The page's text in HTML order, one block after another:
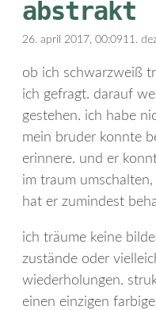
abstrakt
26. april 2017, 00:0911.
ob ich schwarzweiß
ich gefragt. darauf
gestehen. ich habe
mein bruder konnte
erinnere. und er
im traum
hat er zumindest
ich träume keine
zustände oder
wiederholungen.
einen einzigen